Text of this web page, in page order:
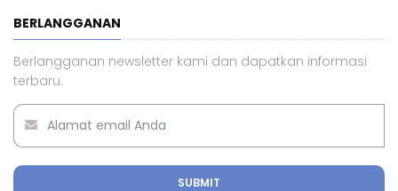
BERLANGGANAN
Berlangganan newsletter kami dan dapatkan informasi
terbaru.
SUBMIT